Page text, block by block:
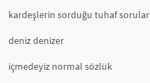
kardeşlerin sorduğu tuhaf sorular
deniz denizer
içmedeyiz normal sözlük